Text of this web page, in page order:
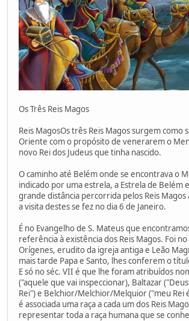
Os Três Reis Magos
Reis MagosOs três Reis Magos surgem como
Oriente com o propósito de venerarem o
novo Rei dos Judeus que tinha nascido.
O caminho até Belém onde se encontrava o
indicado por uma estrela, a Estrela de Belém
grande distância percorrida pelos Reis Magos
a visita destes se fez no dia 6 de Janeiro.
É no Evangelho de S. Mateus que
referência à existência dos Reis Magos. Foi no
Orígenes, erudito da igreja antiga e Leão
mais tarde Papa e Santo, lhes conferem o
E só no séc. VII é que lhe foram atribuídos
("aquele que vai inspeccionar), Baltazar
Rei") e Belchior/Melchior/Melquior ("meu Rei
é associada uma raça a cada um dos Reis
representar toda a raça humana que se